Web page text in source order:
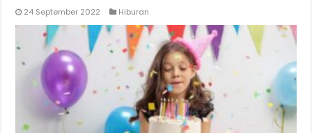
24 September 2022 Hiburan